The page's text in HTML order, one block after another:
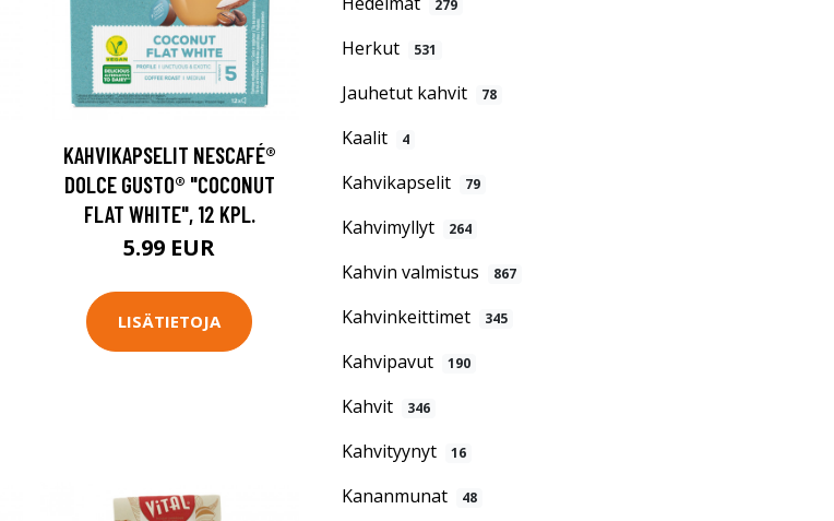
279
Herkut 531
Jauhetut kahvit 78
Kaalit 4
Kahvikapselit 79
Kahvimyllyt 264
Kahvin valmistus 867
Kahvinkeittimet 345
Kahvipavut 190
Kahvit 346
Kahvityynyt 16
Kananmunat 48
KAHVIKAPSELIT NESCAFÉ®
DOLCE GUSTO® "COCONUT
FLAT WHITE", 12 KPL.
5.99 EUR
LISÄTIETOJA